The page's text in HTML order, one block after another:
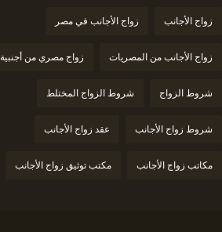
زواج الأجانب زواج الأجانب في مصر
زواج الأجانب من المصريات زواج مصري من أجنبية
شروط الزواج شروط الزواج المختلط
شروط زواج الأجانب عقد زواج الأجانب
مكاتب زواج الأجانب مكتب توثيق زواج الأجانب